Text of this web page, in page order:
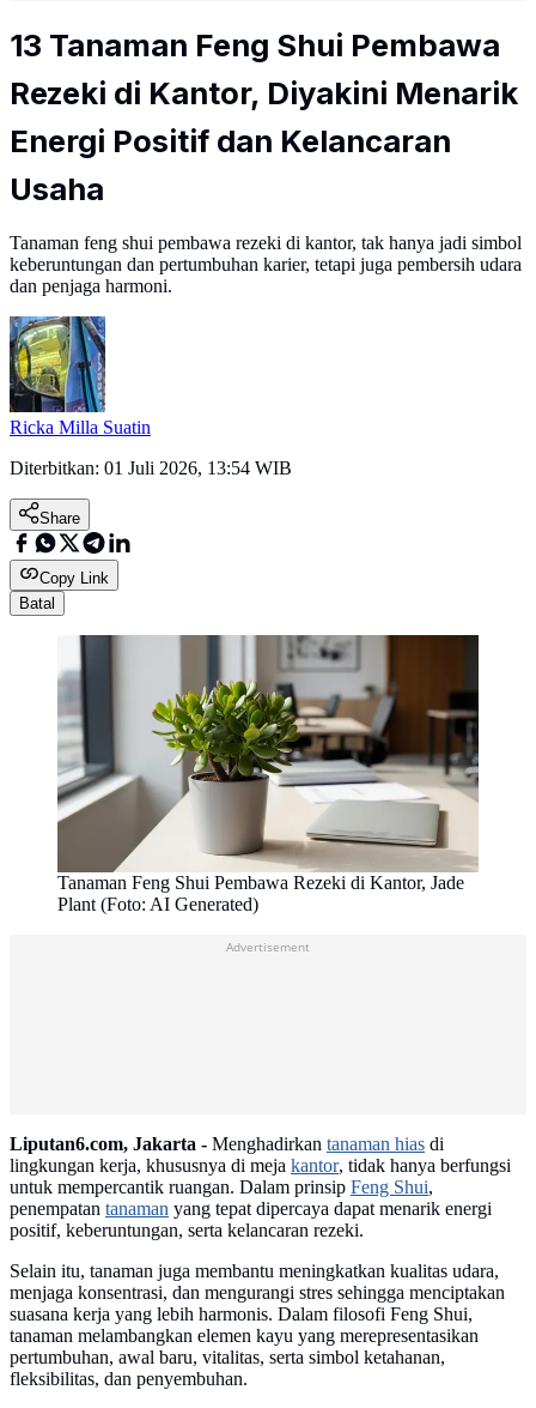
13 Tanaman Feng Shui Pembawa
Rezeki di Kantor, Diyakini Menarik
Energi Positif dan Kelancaran
Usaha
Tanaman feng shui pembawa rezeki di kantor, tak hanya jadi simbol
keberuntungan dan pertumbuhan karier, tetapi juga pembersih udara
dan penjaga harmoni.
Ricka Milla Suatin
Diterbitkan: 01 Juli 2026, 13:54 WIB
Share
Copy Link
Batal
Tanaman Feng Shui Pembawa Rezeki di Kantor, Jade
Plant (Foto: AI Generated)
Advertisement
Liputan6.com, Jakarta - Menghadirkan tanaman hias di
lingkungan kerja, khususnya di meja kantor, tidak hanya berfungsi
untuk mempercantik ruangan. Dalam prinsip Feng Shui,
penempatan tanaman yang tepat dipercaya dapat menarik energi
positif, keberuntungan, serta kelancaran rezeki.
Selain itu, tanaman juga membantu meningkatkan kualitas udara,
menjaga konsentrasi, dan mengurangi stres sehingga menciptakan
suasana kerja yang lebih harmonis. Dalam filosofi Feng Shui,
tanaman melambangkan elemen kayu yang merepresentasikan
pertumbuhan, awal baru, vitalitas, serta simbol ketahanan,
fleksibilitas, dan penyembuhan.